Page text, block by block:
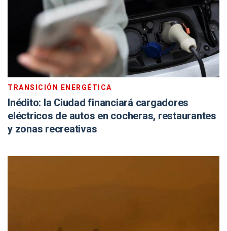
TRANSICIÓN ENERGÉTICA
Inédito: la Ciudad financiará cargadores
eléctricos de autos en cocheras, restaurantes
y zonas recreativas